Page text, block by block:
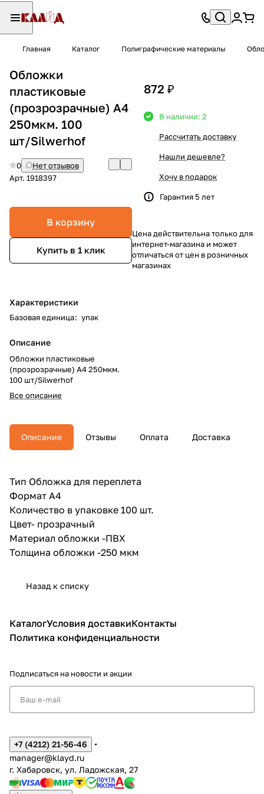
Главная Каталог Полиграфические материалы
Обложки
пластиковые
(прозрозрачные) А4
250мкм. 100
шт/Silwerhof
0
Нет отзывов
Арт. 1918397
В корзину
Купить в 1 клик
Характеристики
Базовая единица: упак
Описание
Обложки пластиковые
(прозрозрачные) А4 250мкм.
100 шт/Silwerhof
Все описание
872 ₽
В наличии: 2
Рассчитать доставку
Нашли дешевле?
Хочу в подарок
Гарантия 5 лет
Цена действительна только для
интернет-магазина и может
отличаться от цен в розничных
магазинах
Описание Отзывы Оплата Доставка
Тип Обложка для переплета
Формат А4
Количество в упаковке 100 шт.
Цвет- прозрачный
Материал обложки -ПВХ
Толщина обложки -250 мкм
Назад к списку
КаталогУсловия доставкиКонтакты
Политика конфиденциальности
Подписаться на новости и акции
+7 (4212) 21-56-46
manager@klayd.ru
г. Хабаровск, ул. Ладожская, 27